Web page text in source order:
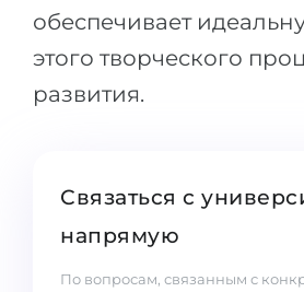
обеспечивает
этого творческого
развития.
Связаться с
напрямую
По вопросам, связанным с